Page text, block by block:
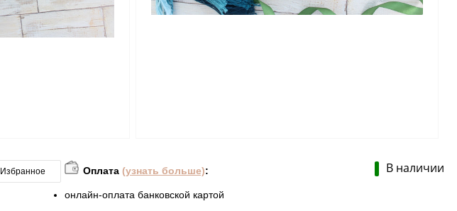
В наличии
Избранное Оплата (узнать больше):
онлайн-оплата банковской картой